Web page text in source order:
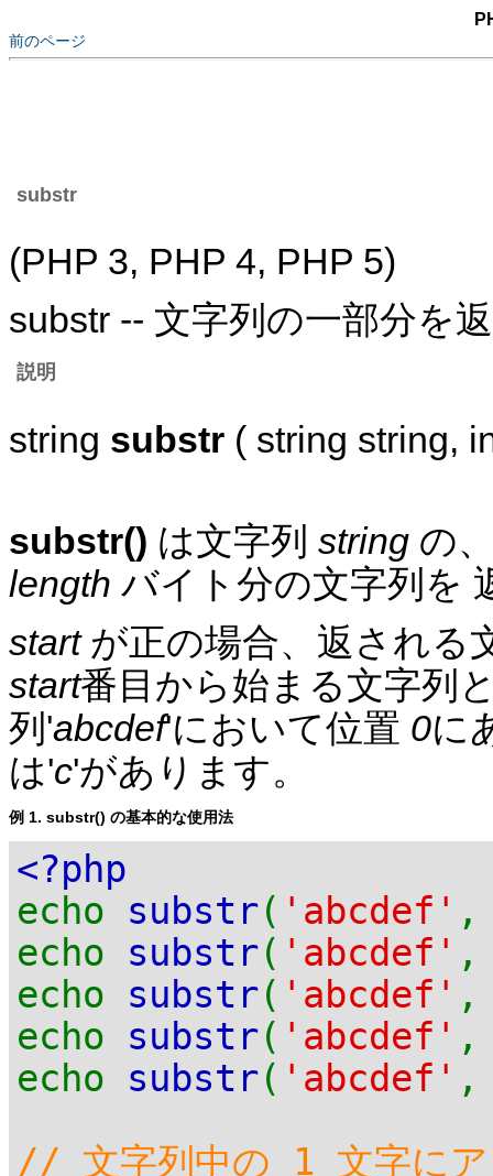
前のページ
substr
(PHP 3, PHP 4, PHP 5)
substr -- 文字列の一部分を
説明
string substr ( string string,
substr() は文字列 string の
length バイト分の文字列を
startが正の場合、返される
start番目から始まる文字列
列'abcdef'において位置 0に
は'c'があります。
例 1. substr() の基本的な使用法
<?php
echo substr( 'abcdef'
echo substr( 'abcdef'
echo substr( 'abcdef'
echo substr( 'abcdef'
echo substr( 'abcdef' ,
// 文字列中の 1 文字にア